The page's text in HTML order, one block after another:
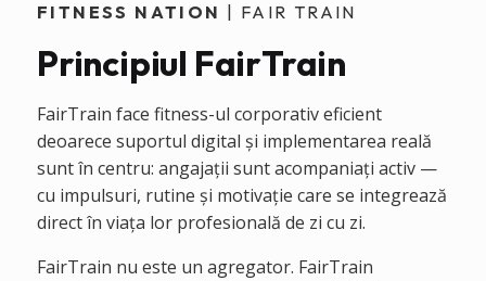
FITNESS NATION | FAIR TRAIN
Principiul FairTrain
FairTrain face fitness-ul corporativ eficient
deoarece suportul digital și implementarea reală
sunt în centru: angajații sunt acompaniați activ —
cu impulsuri, rutine și motivație care se integrează
direct în viața lor profesională de zi cu zi.
FairTrain nu este un agregator. FairTrain